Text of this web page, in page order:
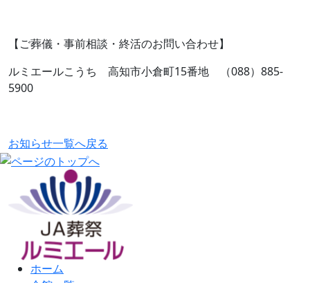
【ご葬儀・事前相談・終活のお問い合わせ】
ルミエールこうち 高知市小倉町15番地 （088）885-
5900
お知らせ一覧へ戻る
ホーム